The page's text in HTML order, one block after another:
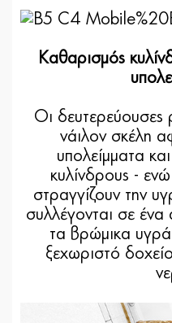
Καθαρισμός
Οι δευτερεύουσες
νάιλον σκέλη
υπολείμματα
κυλίνδρους -
στραγγίζουν την
συλλέγονται σε
τα βρώμικα
ξεχωριστό